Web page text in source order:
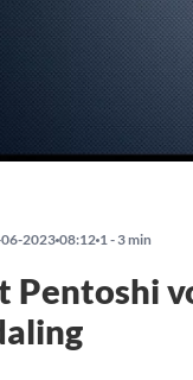
202308:12 1 - 3 min
Pentoshi